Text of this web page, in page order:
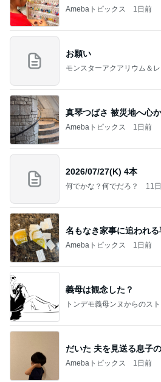
Amebaトピックス 1日前
お願い
モンスターアクアリウム＆
真琴つばさ 被災地へ心
Amebaトピックス 1日前
2026/07/27(K) 4本
何でかな？何でだろ？ 11
名もなき家事に追われ
Amebaトピックス 1日前
義母は観念した？
トンデモ義母ンヌからのスト
だいた 夫を見送る息子
Amebaトピックス 1日前